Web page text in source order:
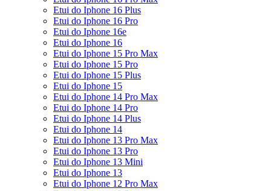
Etui do Iphone 16 Plus
Etui do Iphone 16 Pro
Etui do Iphone 16e
Etui do Iphone 16
Etui do Iphone 15 Pro Max
Etui do Iphone 15 Pro
Etui do Iphone 15 Plus
Etui do Iphone 15
Etui do Iphone 14 Pro Max
Etui do Iphone 14 Pro
Etui do Iphone 14 Plus
Etui do Iphone 14
Etui do Iphone 13 Pro Max
Etui do Iphone 13 Pro
Etui do Iphone 13 Mini
Etui do Iphone 13
Etui do Iphone 12 Pro Max